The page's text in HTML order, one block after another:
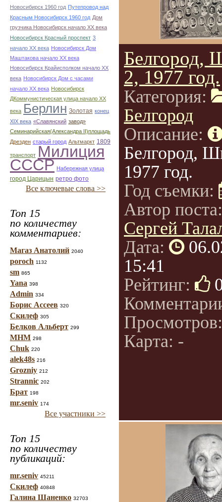
Новосибирск 1960 год Путепровод над
Красным Новосибирск 1960 год Дом
грузчика Новосибирск начало ХХ века
Новосибирск Красный проспект 3
начало ХХ века Новосибирск Дом
Маштакова начало ХХ века
Новосибирск Крайисполком начало ХХ
века Новосибирск Дом с часами
начало ХХ века Новосибирск
ДКоммунистическая улица начало ХХ
века Берлин Золотая конец
ХІХ века «Славянский завод»
Семинарийская(Александра II)площадь
Дрезден старый город Альтмаркт 1809
транспорт Милиция
СССР Набережная улица
город Царицын ретро фото
Все ключевые слова >>
Топ 15
по количеству
комментариев:
Магаз Анатолий 2040
poroch 1132
sm 865
Yana 398
Admin 334
Борис Ассеев 320
Скилеф 305
Белков Альберт 299
МНМ 298
Chuk 220
alek48s 216
Grozniy 212
Strannic 202
Брат 198
mr.seniv 174
Все участники >>
Топ 15
по количеству
публикаций:
mr.seniv 45211
Скилеф 40848
Галина Шаненко 32703
Белгород,
2, 1977 год.
Категория:
Белгород
Описание:
Белгород,
1977 год.
Год съемки:
Автор
Сергей
Дата:
15:41
Рейтинг:
Карта: -